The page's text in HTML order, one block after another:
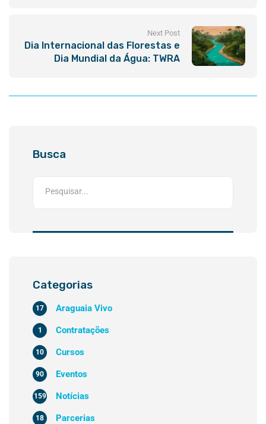
Next Post
Dia Internacional das Florestas e
Dia Mundial da Água: TWRA
Busca
Categorias
Araguaia Vivo
17
Contratações
1
Cursos
10
Eventos
90
Notícias
159
Parcerias
18